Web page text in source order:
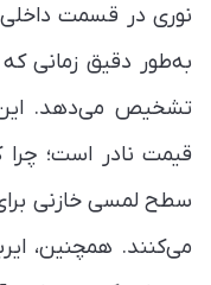
نوری در قسمت داخلی
به‌طور دقیق زمانی که
تشخیص می‌دهد.
قیمت نادر است؛ چرا
سطح لمسی خازنی